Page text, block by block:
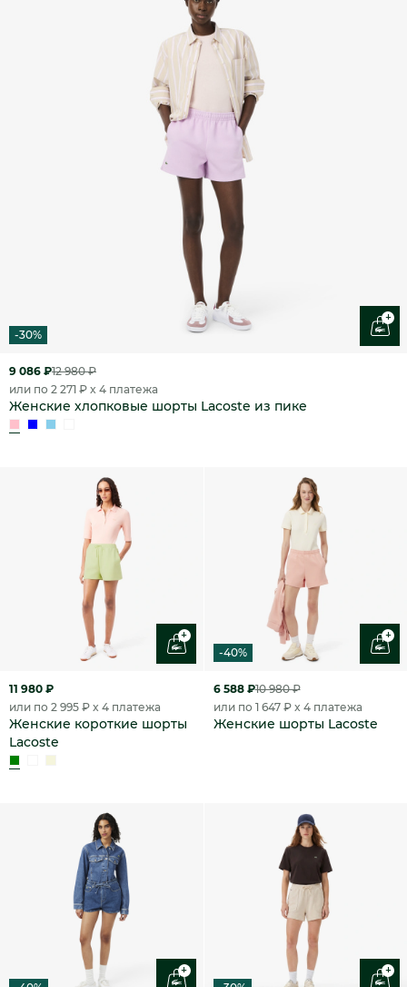
-30%
+
9 086 ₽12 980 ₽
или по 2 271 ₽ x 4 платежа
Женские хлопковые шорты Lacoste из пике
+
11 980 ₽
или по 2 995 ₽ x 4 платежа
Женские короткие шорты
Lacoste
-40%
+
6 588 ₽10 980 ₽
или по 1 647 ₽ x 4 платежа
Женские шорты Lacoste
+
+